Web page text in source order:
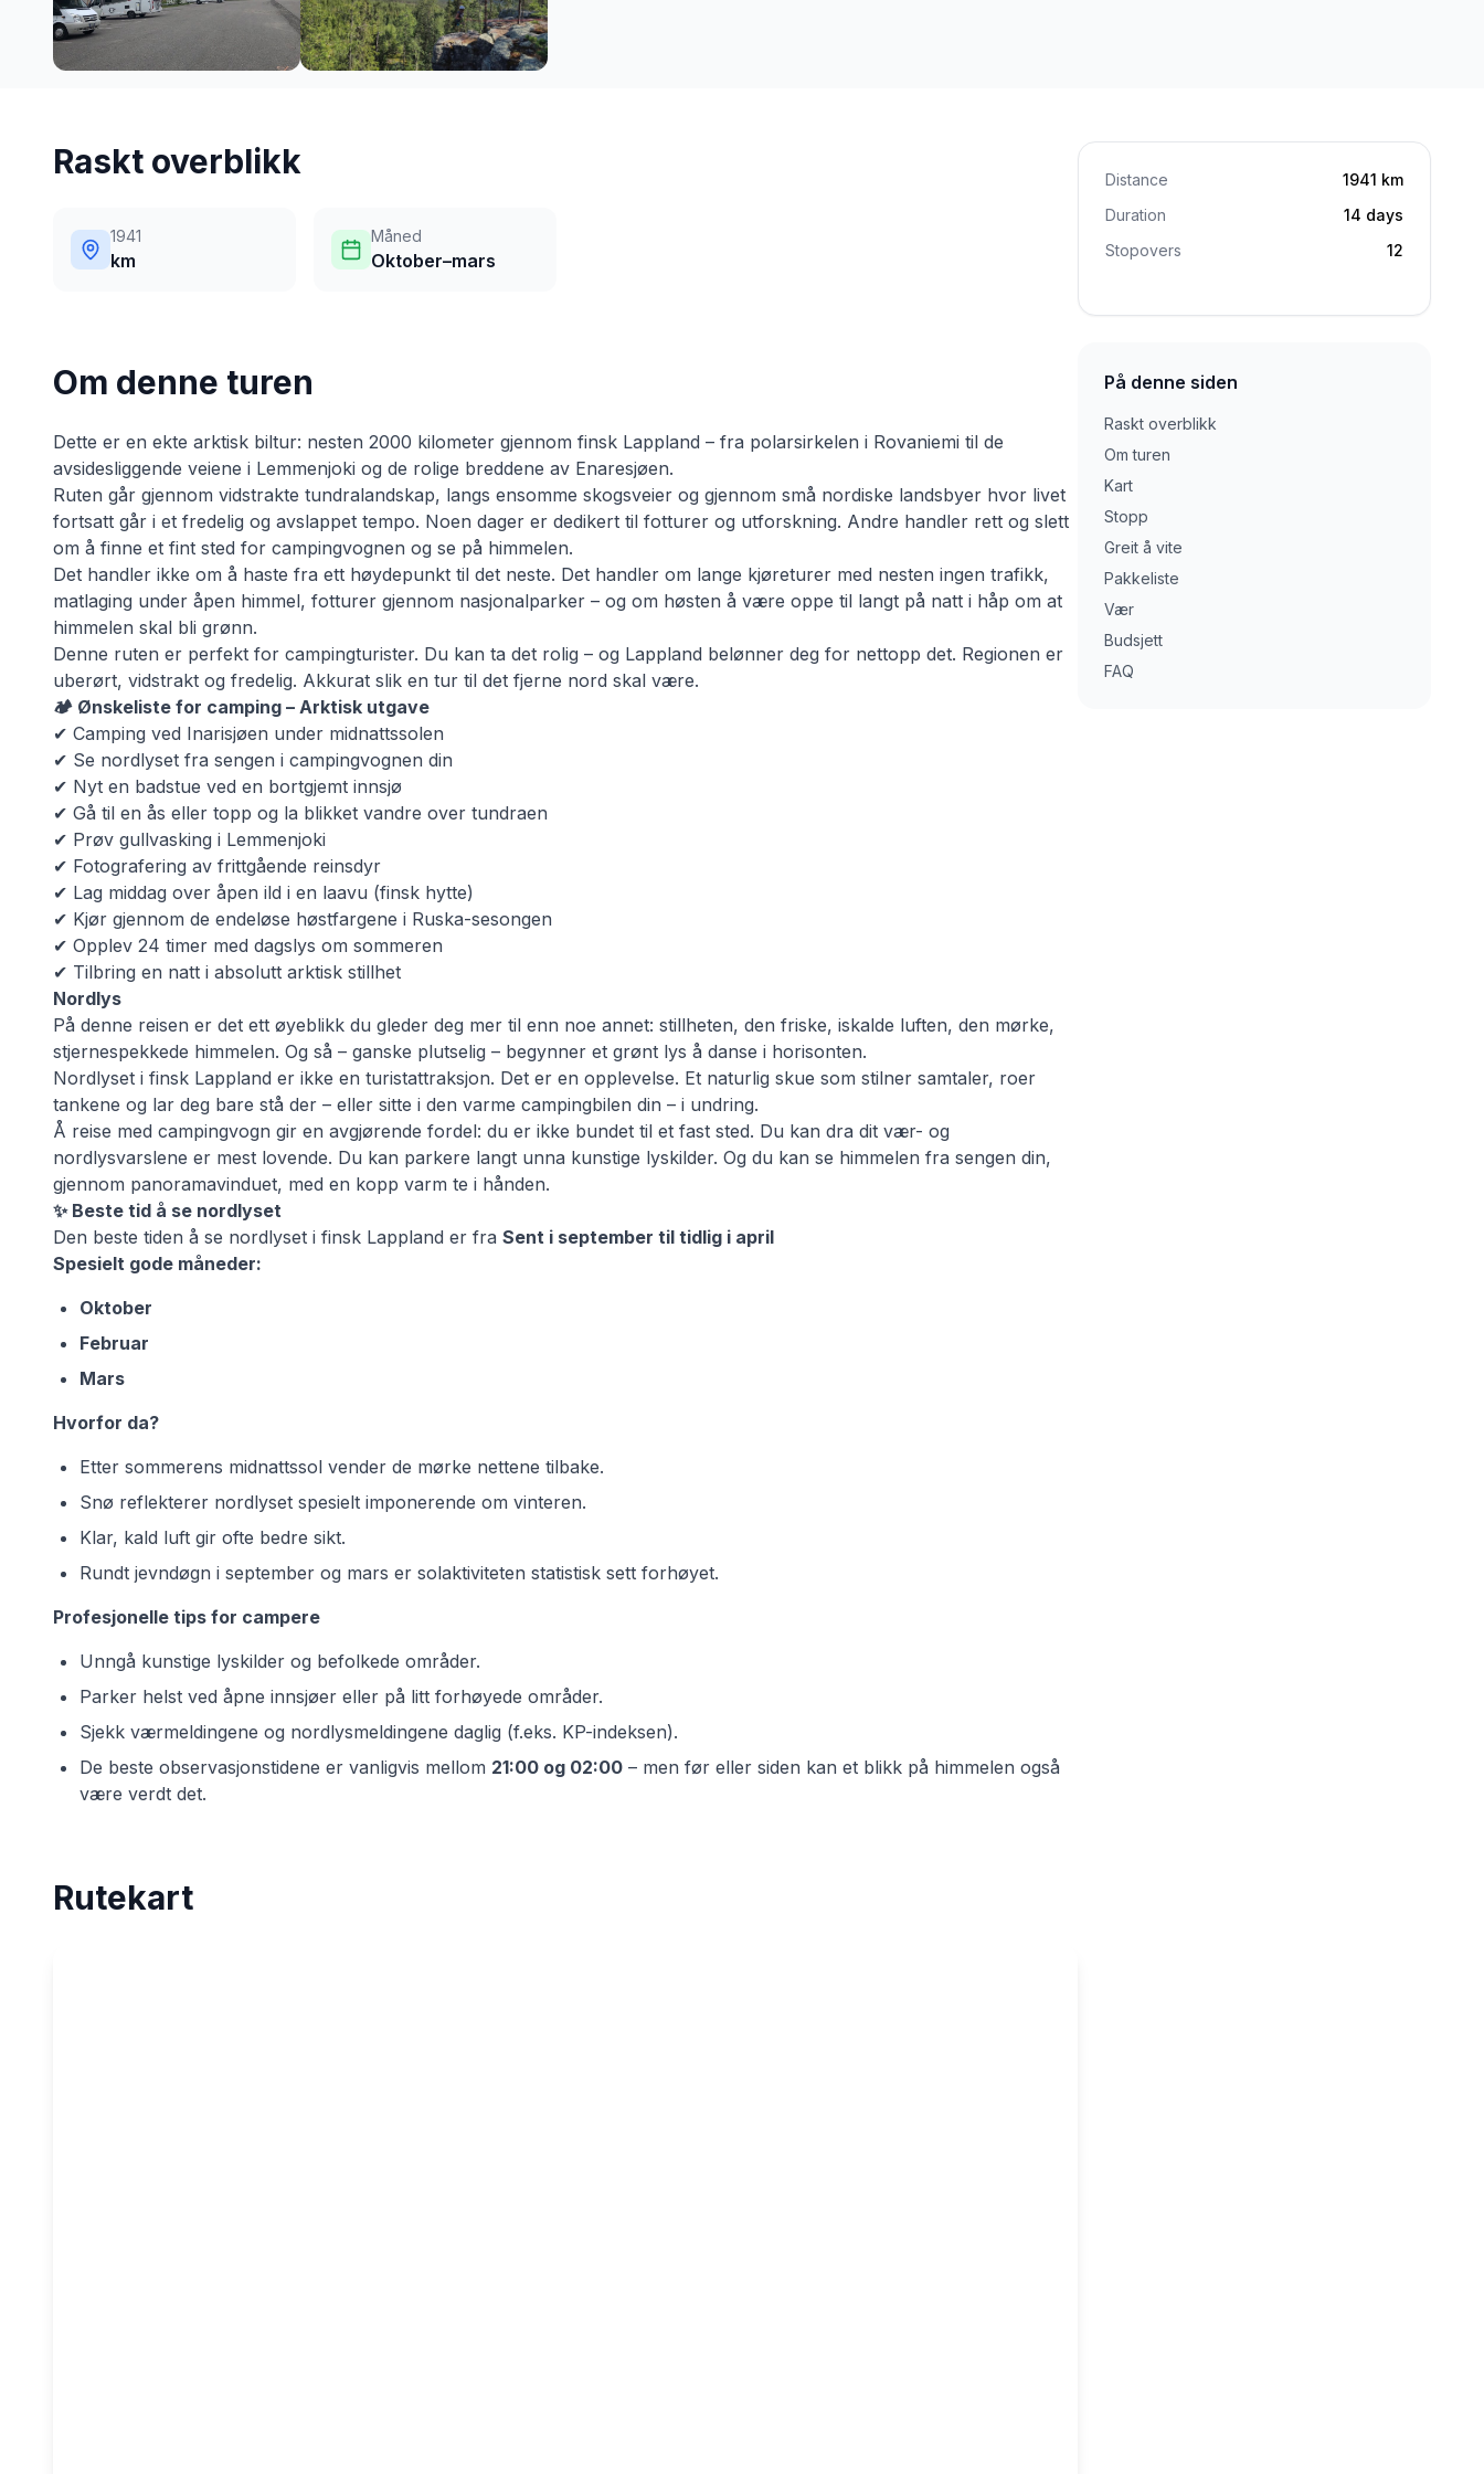
Raskt overblikk
1941
km
Måned
Oktober–mars
Om denne turen
Dette er en ekte arktisk biltur: nesten 2000 kilometer gjennom finsk Lappland – fra polarsirkelen i Rovaniemi til de
avsidesliggende veiene i Lemmenjoki og de rolige breddene av Enaresjøen.
Ruten går gjennom vidstrakte tundralandskap, langs ensomme skogsveier og gjennom små nordiske landsbyer hvor livet
fortsatt går i et fredelig og avslappet tempo. Noen dager er dedikert til fotturer og utforskning. Andre handler rett og slett
om å finne et fint sted for campingvognen og se på himmelen.
Det handler ikke om å haste fra ett høydepunkt til det neste. Det handler om lange kjøreturer med nesten ingen trafikk,
matlaging under åpen himmel, fotturer gjennom nasjonalparker – og om høsten å være oppe til langt på natt i håp om at
himmelen skal bli grønn.
Denne ruten er perfekt for campingturister. Du kan ta det rolig – og Lappland belønner deg for nettopp det. Regionen er
uberørt, vidstrakt og fredelig. Akkurat slik en tur til det fjerne nord skal være.
🏕 Ønskeliste for camping – Arktisk utgave
✔ Camping ved Inarisjøen under midnattssolen
✔ Se nordlyset fra sengen i campingvognen din
✔ Nyt en badstue ved en bortgjemt innsjø
✔ Gå til en ås eller topp og la blikket vandre over tundraen
✔ Prøv gullvasking i Lemmenjoki
✔ Fotografering av frittgående reinsdyr
✔ Lag middag over åpen ild i en laavu (finsk hytte)
✔ Kjør gjennom de endeløse høstfargene i Ruska-sesongen
✔ Opplev 24 timer med dagslys om sommeren
✔ Tilbring en natt i absolutt arktisk stillhet
Nordlys
På denne reisen er det ett øyeblikk du gleder deg mer til enn noe annet: stillheten, den friske, iskalde luften, den mørke,
stjernespekkede himmelen. Og så – ganske plutselig – begynner et grønt lys å danse i horisonten.
Nordlyset i finsk Lappland er ikke en turistattraksjon. Det er en opplevelse. Et naturlig skue som stilner samtaler, roer
tankene og lar deg bare stå der – eller sitte i den varme campingbilen din – i undring.
Å reise med campingvogn gir en avgjørende fordel: du er ikke bundet til et fast sted. Du kan dra dit vær- og
nordlysvarslene er mest lovende. Du kan parkere langt unna kunstige lyskilder. Og du kan se himmelen fra sengen din,
gjennom panoramavinduet, med en kopp varm te i hånden.
✨ Beste tid å se nordlyset
Den beste tiden å se nordlyset i finsk Lappland er fra Sent i september til tidlig i april
Spesielt gode måneder:
Oktober
Februar
Mars
Hvorfor da?
Etter sommerens midnattssol vender de mørke nettene tilbake.
Snø reflekterer nordlyset spesielt imponerende om vinteren.
Klar, kald luft gir ofte bedre sikt.
Rundt jevndøgn i september og mars er solaktiviteten statistisk sett forhøyet.
Profesjonelle tips for campere
Unngå kunstige lyskilder og befolkede områder.
Parker helst ved åpne innsjøer eller på litt forhøyede områder.
Sjekk værmeldingene og nordlysmeldingene daglig (f.eks. KP-indeksen).
De beste observasjonstidene er vanligvis mellom 21:00 og 02:00 – men før eller siden kan et blikk på himmelen også
være verdt det.
Rutekart
Distance 1941 km
Duration
14 days
Stopovers
12
På denne siden
Raskt overblikk
Om turen
Kart
Stopp
Greit å vite
Pakkeliste
Vær
Budsjett
FAQ